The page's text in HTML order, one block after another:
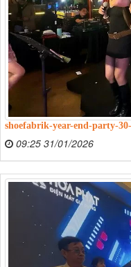
shoefabrik-year-end-party-
09:25 31/01/2026